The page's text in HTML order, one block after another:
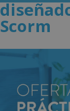
Scorm